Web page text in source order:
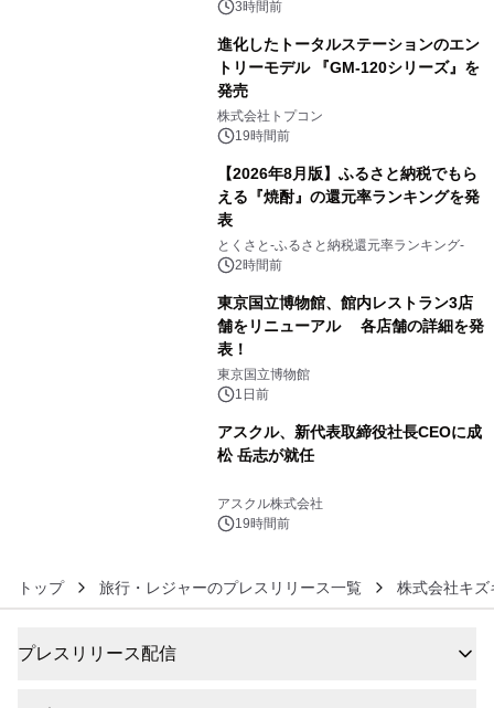
（火）発売
3時間前
進化したトータルステーションのエン
トリーモデル 『GM-120シリーズ』を
発売
株式会社トプコン
19時間前
【2026年8月版】ふるさと納税でもら
える『焼酎』の還元率ランキングを発
表
とくさと-ふるさと納税還元率ランキング-
2時間前
東京国立博物館、館内レストラン3店
舗をリニューアル 各店舗の詳細を発
表！
東京国立博物館
1日前
アスクル、新代表取締役社長CEOに成
松 岳志が就任
アスクル株式会社
19時間前
トップ 旅行・レジャーのプレスリリース一覧 株式会社キ
プレスリリース配信